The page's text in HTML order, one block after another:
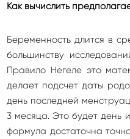
Как вычислить
Беременность длится в
большинству
Правило Негеле это
делает подсчет даты
день последней
3 месяца. Это будет день
формула достаточна